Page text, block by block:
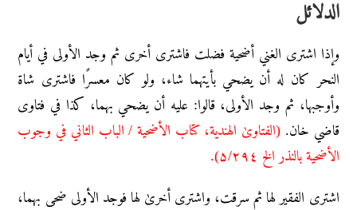
الدلائل
وإذا اشتری الغني أضحیة فضلت فاشتری أخری ثم وجد الأولی في أیام
النحر کان له أن یضحي بأیتهما شاء، ولو کان معسرًا فاشتری شاة
وأوجبها، ثم وجد الأولی، قالوا: علیه أن یضحي بهما، کذا في فتاوی
قاضي خان. (الفتاویٰ الهندیة، کتاب الأضحیة / الباب الثاني في وجوب
الأضحیة بالنذر الخ ۵/۲۹٤).
اشتری الفقیر لها ثم سرقت، واشتری أخریٰ لها فوجد الأولی ضحی بهما،